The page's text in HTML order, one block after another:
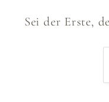
Sei der Erste,